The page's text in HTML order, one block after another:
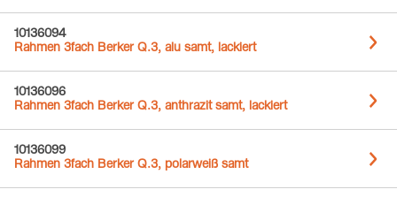
10136094
Rahmen 3fach Berker Q.3, alu samt, lackiert
10136096
Rahmen 3fach Berker Q.3, anthrazit samt, lackiert
10136099
Rahmen 3fach Berker Q.3, polarweiß samt